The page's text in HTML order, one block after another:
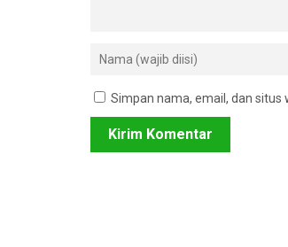
Simpan nama, email, dan situs